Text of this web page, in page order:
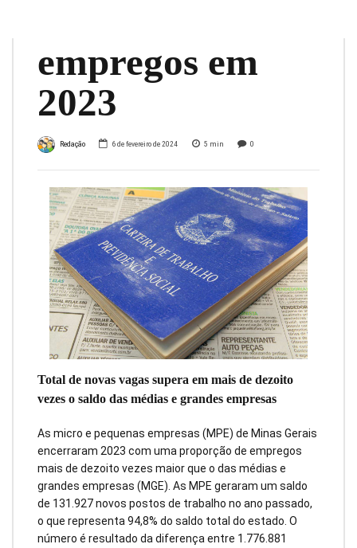
empregos em
2023
Redação 6 de fevereiro de 2024 5 min 0
Total de novas vagas supera em mais de dezoito
vezes o saldo das médias e grandes empresas
As micro e pequenas empresas (MPE) de Minas Gerais
encerraram 2023 com uma proporção de empregos
mais de dezoito vezes maior que o das médias e
grandes empresas (MGE). As MPE geraram um saldo
de 131.927 novos postos de trabalho no ano passado,
o que representa 94,8% do saldo total do estado. O
número é resultado da diferença entre 1.776.881